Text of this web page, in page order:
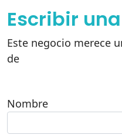
Escribir
Este negocio merece
de
Nombre